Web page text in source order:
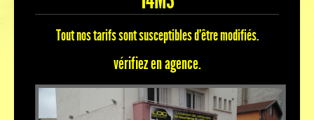
Tout nos tarifs sont susceptibles d'être modifiés.
vérifiez en agence.